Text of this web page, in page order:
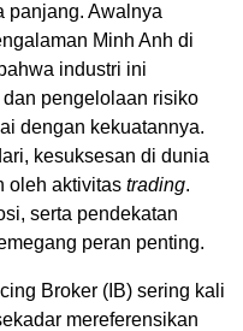
panjang. Awalnya
Minh Anh di
industri ini
pengelolaan risiko
dengan kekuatannya.
kesuksesan di dunia
oleh aktivitas trading.
serta pendekatan
peran penting.
Broker (IB) sering kali
mereferensikan